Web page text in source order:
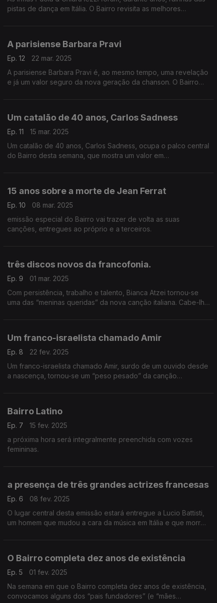
pistas de dança em Itália. O Bairro revisita as melhores
A parisiense Barbara Pravi
Ep. 12
22 mar. 2025
A parisiense Barbara Pravi é, ao mesmo tempo, uma revelação
e já um valor seguro da nova geração da chanson. O Bairro
Um catalão de 40 anos, Carlos Sadness
Ep. 11
15 mar. 2025
Um catalão de 40 anos, Carlos Sadness, ocupa o palco central
do Bairro desta semana, que mostra um valor em
15 anos sobre a morte de Jean Ferrat
Ep. 10
08 mar. 2025
emissão especial do Bairro vai trazer de volta as suas
canções, entregues ao próprio e a terceiros.
três discos novos da francofonia.
Ep. 9
01 mar. 2025
Com persistência, trabalho e talento, Bianca Atzei tornou-se
uma das “meninas queridas” da nova canção italiana. Cabe-lhe
Um franco-israelista chamado Amir
Ep. 8
22 fev. 2025
Um franco-israelista chamado Amir, surdo de um ouvido desde
a nascença, tornou-se um “peso pesado” da canção
Bairro Latino
Ep. 7
15 fev. 2025
a próxima hora será integralmente preenchida com vozes
femininas.
a presença de três grandes actrizes francesas
Ep. 6
08 fev. 2025
O lugar central desta emissão estará entregue a Lucio Battisti,
um homem que mudou a cara da música em Itália e que morreu
O Bairro completa dez anos de existência
Ep. 5
01 fev. 2025
Na semana em que o Bairro completa dez anos de existência,
convocamos alguns dos “pais fundadores” (e “mães